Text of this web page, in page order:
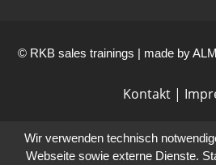
© RKB sales trainings | made by
Kontakt|
Wir verwenden technisch
Webseite sowie externe Dienste.